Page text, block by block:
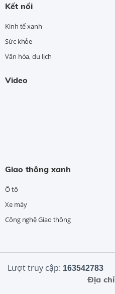
Kết nối
Kinh tế xanh
Sức khỏe
Văn hóa, du lịch
Video
Giao thông xanh
Ô tô
Xe máy
Công nghệ Giao thông
Lượt truy cập: 163542783
Địa chỉ